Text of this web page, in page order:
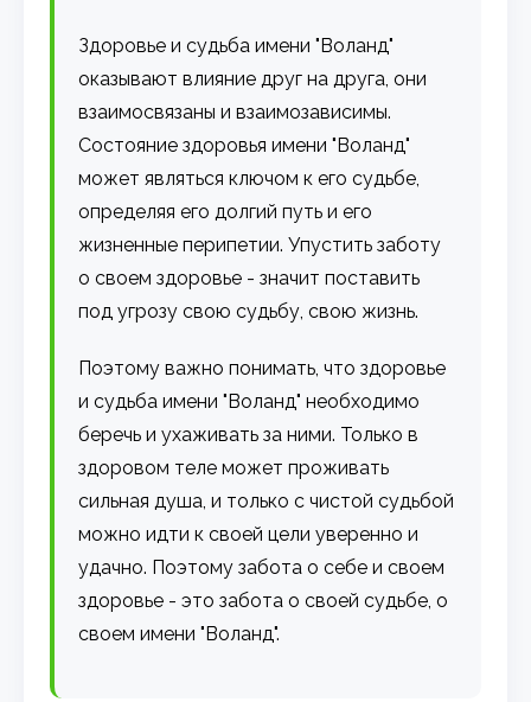
Здоровье и судьба имени "Воланд"
оказывают влияние друг на друга, они
взаимосвязаны и взаимозависимы.
Состояние здоровья имени "Воланд"
может являться ключом к его судьбе,
определяя его долгий путь и его
жизненные перипетии. Упустить заботу
о своем здоровье - значит поставить
под угрозу свою судьбу, свою жизнь.
Поэтому важно понимать, что здоровье
и судьба имени "Воланд" необходимо
беречь и ухаживать за ними. Только в
здоровом теле может проживать
сильная душа, и только с чистой судьбой
можно идти к своей цели уверенно и
удачно. Поэтому забота о себе и своем
здоровье - это забота о своей судьбе, о
своем имени "Воланд".